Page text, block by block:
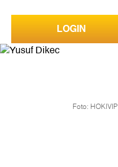
LOGIN
Foto: HOKIVIP